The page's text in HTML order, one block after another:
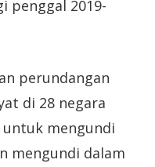
penggal 2019-
perundangan
di 28 negara
untuk mengundi
mengundi dalam